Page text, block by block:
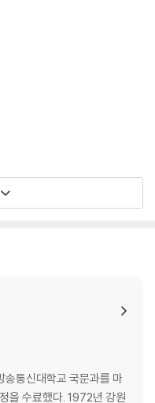
통신대학교 국문과를 마
을 수료했다. 1972년 강원